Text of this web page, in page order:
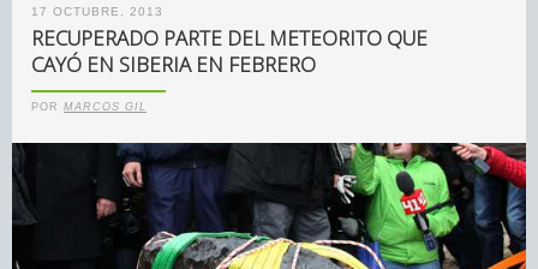
17 OCTUBRE, 2013
RECUPERADO PARTE DEL METEORITO QUE
CAYÓ EN SIBERIA EN FEBRERO
POR MARCOS GIL